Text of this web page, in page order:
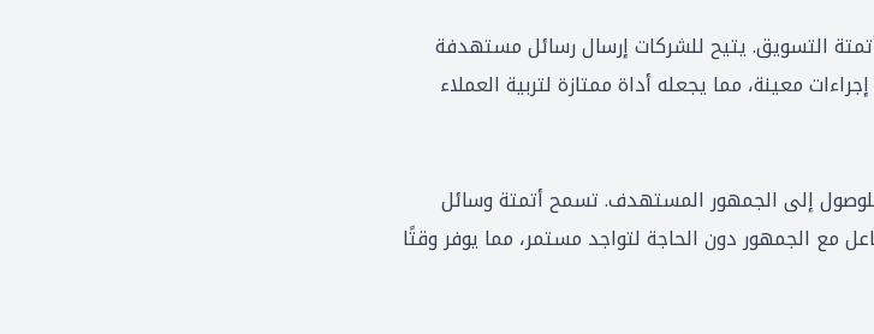
التسويق. يتيح للشركات إرسال رسائل مستهدفة
معينة، مما يجعله أداة ممتازة لتربية العملاء
للوصول إلى الجمهور المستهدف. تسمح أتمتة وسائل
مع الجمهور دون الحاجة لتواجد مستمر، مما يوفر وقتًا